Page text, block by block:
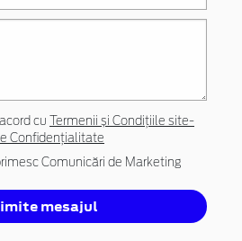
cu
Termenii și Condițiile site-
Confidențialitate
Comunicări de Marketing
mesajul